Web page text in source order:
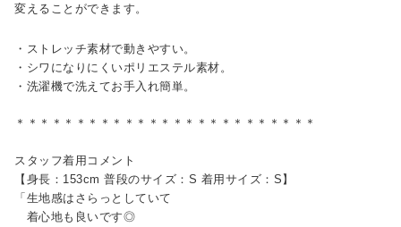
変えることができます。
・ストレッチ素材で動きやすい。
・シワになりにくいポリエステル素材。
・洗濯機で洗えてお手入れ簡単。
＊＊＊＊＊＊＊＊＊＊＊＊＊＊＊＊＊＊＊＊＊＊＊＊＊
スタッフ着用コメント
【身長：153cm 普段のサイズ：S 着用サイズ：S】
「生地感はさらっとしていて
着心地も良いです◎